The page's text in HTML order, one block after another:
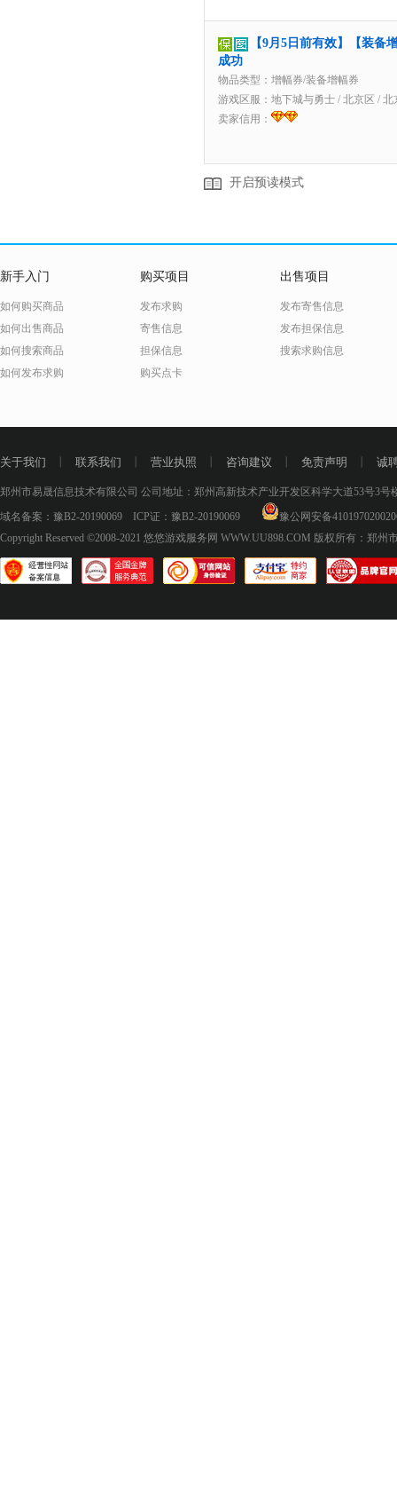
【9月5日前有效】【装备
成功
物品类型：增幅券/装备增幅券
游戏区服： 地下城与勇士 / 北京区 / 北
卖家信用：
开启预读模式
新手入门
如何购买商品
如何出售商品
如何搜索商品
如何发布求购
购买项目
发布求购
寄售信息
担保信息
购买点卡
出售项目
发布寄售信息
发布担保信息
搜索求购信息
关于我们 联系我们 营业执照 咨询建议 免责声明 诚
郑州市易晟信息技术有限公司 公司地址：郑州高新技术产业开发区科学大道53号3号
域名备案： 豫B2-20190069 ICP证： 豫B2-20190069
豫公网安备
Copyright Reserved ©2008-2021 悠悠游戏服务网 WWW.UU898.COM 版权所有：郑州